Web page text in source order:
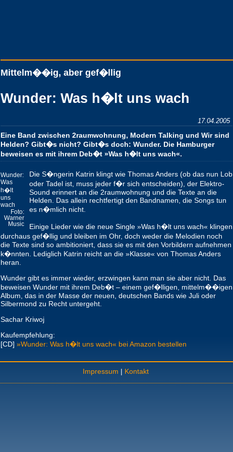
Mittelm��ig, aber gef�llig
Wunder: Was h�lt uns wach
17.04.2005
Eine Band zwischen 2raumwohnung, Modern Talking und Wir sind
Helden? Gibt�s nicht? Gibt�s doch: Wunder. Die Hamburger
beweisen es mit ihrem Deb�t »Was h�lt uns wach«.
Wunder:
Was
h�lt
uns
wach
Foto:
Warner
Music
Die S�ngerin Katrin klingt wie Thomas Anders (ob das nun Lob
oder Tadel ist, muss jeder f�r sich entscheiden), der Elektro-
Sound erinnert an die 2raumwohnung und die Texte an die
Helden. Das allein rechtfertigt den Bandnamen, die Songs tun
es n�mlich nicht.
Einige Lieder wie die neue Single »Was h�lt uns wach« klingen
durchaus gef�llig und bleiben im Ohr, doch weder die Melodien noch
die Texte sind so ambitioniert, dass sie es mit den Vorbildern aufnehmen
k�nnten. Lediglich Katrin reicht an die »Klasse« von Thomas Anders
heran.
Wunder gibt es immer wieder, erzwingen kann man sie aber nicht. Das
beweisen Wunder mit ihrem Deb�t – einem gef�lligen, mittelm��igen
Album, das in der Masse der neuen, deutschen Bands wie Juli oder
Silbermond zu Recht untergeht.
Sachar Kriwoj
Kaufempfehlung:
[CD] »Wunder: Was h�lt uns wach« bei Amazon bestellen
Impressum | Kontakt